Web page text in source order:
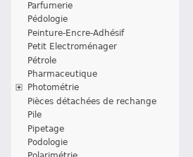
Parfumerie
Pédologie
Peinture-Encre-Adhésif
Petit Electroménager
Pétrole
Pharmaceutique
Photométrie
Pièces détachées de rechange
Pile
Pipetage
Podologie